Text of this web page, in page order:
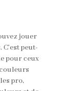
jouer
peut-
pour ceux
pro,